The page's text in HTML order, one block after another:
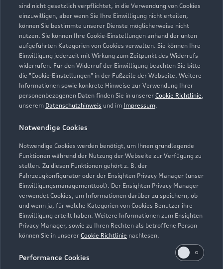
Zurück nach oben
Modelle
sind nicht gesetzlich verpflichtet, in die Verwendung von Cookies
einzuwilligen, aber wenn Sie Ihre Einwilligung nicht erteilen,
können Sie bestimmte unserer Dienste möglicherweise nicht
nutzen. Sie können Ihre Cookie-Einstellungen anhand der unten
aufgeführten Kategorien von Cookies verwalten. Sie können Ihre
Einwilligung jederzeit mit Wirkung zum Zeitpunkt des Widerrufs
widerrufen. Für den Widerruf der Einwilligung beachten Sie bitte
die "Cookie-Einstellungen" in der Fußzeile der Webseite. Weitere
Informationen sowie konkrete Hinweise zur Verwendung Ihrer
personenbezogenen Daten finden Sie in unserer Cookie Richtlinie,
unserem Datenschutzhinweis und im Impressum.
Notwendige Cookies
Notwendige Cookies werden benötigt, um Ihnen grundlegende
Funktionen während der Nutzung der Webseite zur Verfügung zu
stellen. Zu diesen Funktionen gehört z. B. der
Fahrzeugkonfigurator oder der Ensighten Privacy Manager (unser
Einwilligungsmanagementtool). Der Ensighten Privacy Manager
verwendet Cookies, um Informationen darüber zu speichern, ob
und wenn ja, für welche Kategorien von Cookies Benutzer ihre
Einwilligung erteilt haben. Weitere Informationen zum Ensighten
Privacy Manager, sowie zu Ihren Rechten als betroffene Person
können Sie in unserer Cookie Richtlinie nachlesen.
Performance Cookies